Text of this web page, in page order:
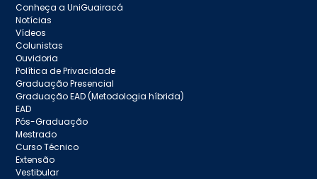
Conheça a UniGuairacá
Notícias
Vídeos
Colunistas
Ouvidoria
Política de Privacidade
Graduação Presencial
Graduação EAD (Metodologia híbrida)
EAD
Pós-Graduação
Mestrado
Curso Técnico
Extensão
Vestibular